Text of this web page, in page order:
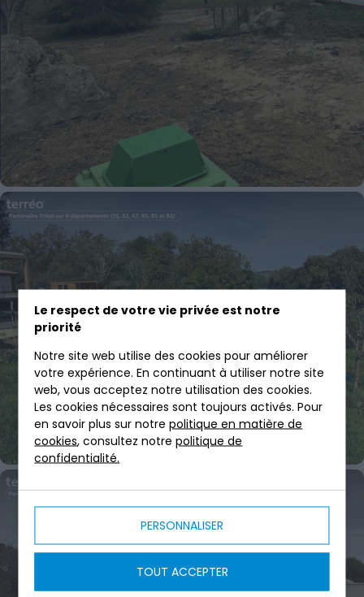
Le respect de votre vie privée est notre
priorité
Notre site web utilise des cookies pour améliorer
votre expérience. En continuant à utiliser notre site
web, vous acceptez notre utilisation des cookies.
Les cookies nécessaires sont toujours activés. Pour
en savoir plus sur notrepolitique en matière de
cookies, consultez notrepolitique de
confidentialité.
PERSONNALISER
TOUT ACCEPTER